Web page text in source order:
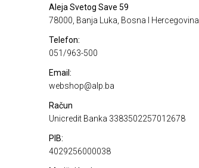
Aleja Svetog Save 59
78000, Banja Luka, Bosna I Hercegovina
Telefon:
051/963-500
Email:
webshop@alp.ba
Račun
Unicredit Banka 3383502257012678
PIB:
4029256000038